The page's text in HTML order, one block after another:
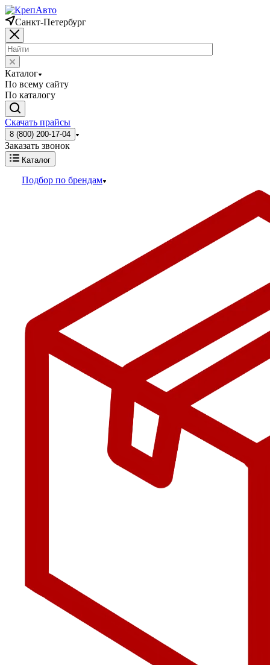
Санкт-Петербург
Каталог
По всему сайту
По каталогу
Скачать прайсы
8 (800) 200-17-04
Заказать звонок
Каталог
Подбор по брендам